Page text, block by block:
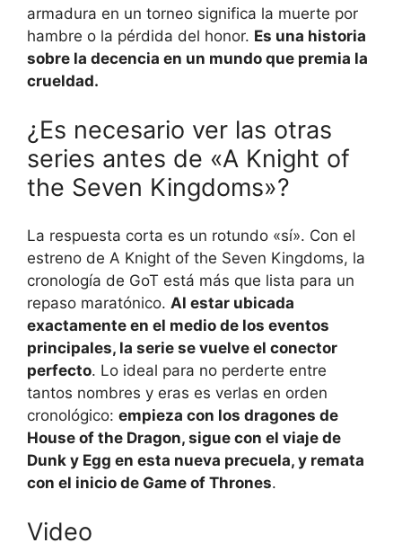
armadura en un torneo significa la muerte por
hambre o la pérdida del honor. Es una historia
sobre la decencia en un mundo que premia la
crueldad.
¿Es necesario ver las otras
series antes de «A Knight of
the Seven Kingdoms»?
La respuesta corta es un rotundo «sí». Con el
estreno de A Knight of the Seven Kingdoms, la
cronología de GoT está más que lista para un
repaso maratónico. Al estar ubicada
exactamente en el medio de los eventos
principales, la serie se vuelve el conector
perfecto. Lo ideal para no perderte entre
tantos nombres y eras es verlas en orden
cronológico: empieza con los dragones de
House of the Dragon, sigue con el viaje de
Dunk y Egg en esta nueva precuela, y remata
con el inicio de Game of Thrones.
Video